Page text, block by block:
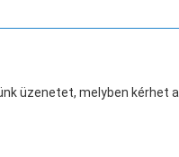
üzenetet, melyben kérhet a